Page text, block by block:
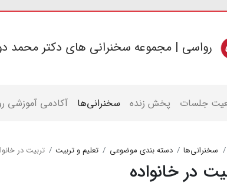
رواسی | مجموعه سخنرانی های دکتر محمد
جلسات پخش زنده سخنرانی‌ها آکادمی آموزشی
سخنرانی‌ها دسته بندی موضوعی تعلیم و تربیت تربیت در
در خانواده